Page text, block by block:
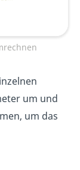
um und
um das